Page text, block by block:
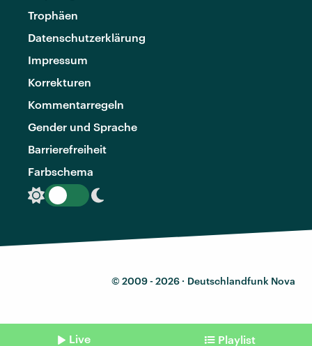
Trophäen
Datenschutzerklärung
Impressum
Korrekturen
Kommentarregeln
Gender und Sprache
Barrierefreiheit
Farbschema
© 2009 - 2026 · Deutschlandfunk Nova
Live Playlist